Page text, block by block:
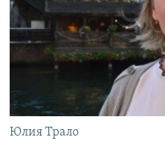
Юлия Трало